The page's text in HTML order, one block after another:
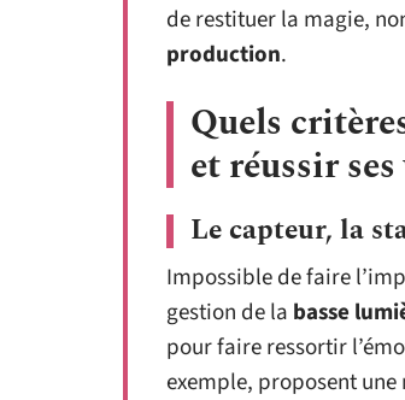
de restituer la magie,
production.
Quels
et réussir
Le capteur, la
Impossible de faire
gestion de la basse
pour faire ressortir
exemple, proposent